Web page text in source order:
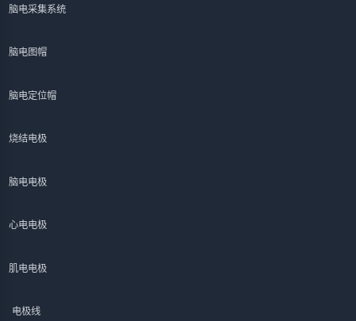
脑电采集系统
脑电图帽
脑电定位帽
烧结电极
脑电电极
心电电极
肌电电极
电极线